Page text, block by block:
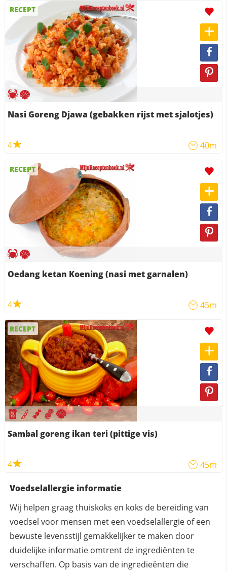
RECEPT
Nasi Goreng Djawa (gebakken rijst met sjalotjes)
4 40m
RECEPT
Oedang ketan Koening (nasi met garnalen)
4 45m
RECEPT
Sambal goreng ikan teri (pittige vis)
4 45m
Voedselallergie informatie
Wij helpen graag thuiskoks en koks de bereiding van
voedsel voor mensen met een voedselallergie of een
bewuste levensstijl gemakkelijker te maken door
duidelijke informatie omtrent de ingrediënten te
verschaffen. Op basis van de ingredieënten die